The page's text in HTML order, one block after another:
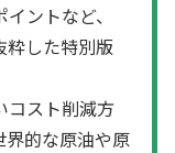
ントなど、
粋した特別版
コスト削減方
界的な原油や原